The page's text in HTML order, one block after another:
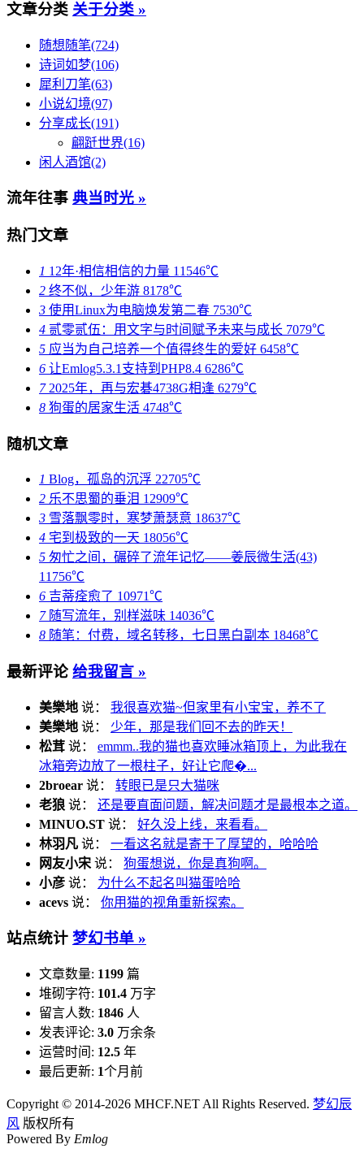
文章分类 关于分类 »
随想随笔(724)
诗词如梦(106)
犀利刀笔(63)
小说幻境(97)
分享成长(191)
翩跹世界(16)
闲人酒馆(2)
流年往事 典当时光 »
热门文章
1 12年·相信相信的力量 11546℃
2 终不似，少年游 8178℃
3 使用Linux为电脑焕发第二春 7530℃
4 贰零贰伍：用文字与时间赋予未来与成长 7079℃
5 应当为自己培养一个值得终生的爱好 6458℃
6 让Emlog5.3.1支持到PHP8.4 6286℃
72025年，再与宏碁4738G相逢 6279℃
8 狗蛋的居家生活 4748℃
随机文章
1 Blog，孤岛的沉浮 22705℃
2 乐不思蜀的垂泪 12909℃
3 雪落飘零时，寒梦萧瑟意 18637℃
4 宅到极致的一天 18056℃
5 匆忙之间，碾碎了流年记忆——姜辰微生活(43)
11756℃
6 吉蒂痊愈了 10971℃
7随写流年，别样滋味 14036℃
8 随笔：付费，域名转移，七日黑白副本 18468℃
最新评论 给我留言 »
美樂地 说： 我很喜欢猫~但家里有小宝宝，养不了
美樂地 说： 少年，那是我们回不去的昨天！
松茸 说： emmm..我的猫也喜欢睡冰箱顶上，为此我在
冰箱旁边放了一根柱子，好让它爬�...
2broear 说： 转眼已是只大猫咪
老狼 说： 还是要直面问题，解决问题才是最根本之道。
MINUO.ST 说： 好久没上线，来看看。
林羽凡 说： 一看这名就是寄于了厚望的，哈哈哈
网友小宋 说： 狗蛋想说，你是真狗啊。
小彦 说： 为什么不起名叫猫蛋哈哈
acevs 说： 你用猫的视角重新探索。
站点统计 梦幻书单 »
文章数量: 1199 篇
堆砌字符: 101.4 万字
留言人数: 1846 人
发表评论: 3.0 万余条
运营时间: 12.5 年
最后更新: 1个月前
Copyright © 2014-2026 MHCF.NET All Rights Reserved. 梦幻辰
风 版权所有
Powered By Emlog